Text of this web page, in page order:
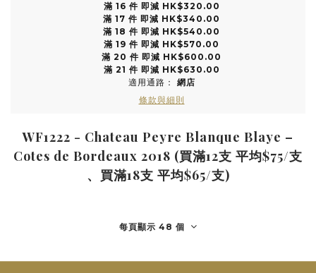
滿 16 件 即減 HK$320.00
滿 17 件 即減 HK$340.00
滿 18 件 即減 HK$540.00
滿 19 件 即減 HK$570.00
滿 20 件 即減 HK$600.00
滿 21 件 即減 HK$630.00
適用通路： 網店
條款與細則
WF1222 - Chateau Peyre Blanque Blaye –
Cotes de Bordeaux 2018 (買滿12支 平均$75/支
、買滿18支 平均$65/支)
每頁顯示 48 個